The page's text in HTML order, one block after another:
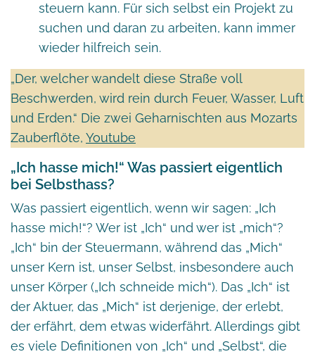
steuern kann. Für sich selbst ein Projekt zu
suchen und daran zu arbeiten, kann immer
wieder hilfreich sein.
„Der, welcher wandelt diese Straße voll
Beschwerden, wird rein durch Feuer, Wasser, Luft
und Erden.“ Die zwei Geharnischten aus Mozarts
Zauberflöte, Youtube
„Ich hasse mich!“ Was passiert eigentlich
bei Selbsthass?
Was passiert eigentlich, wenn wir sagen: „Ich
hasse mich!“? Wer ist „Ich“ und wer ist „mich“?
„Ich“ bin der Steuermann, während das „Mich“
unser Kern ist, unser Selbst, insbesondere auch
unser Körper („Ich schneide mich“). Das „Ich“ ist
der Aktuer, das „Mich“ ist derjenige, der erlebt,
der erfährt, dem etwas widerfährt. Allerdings gibt
es viele Definitionen von „Ich“ und „Selbst“, die